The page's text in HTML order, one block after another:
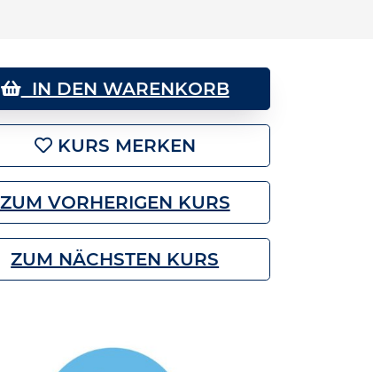
IN DEN WARENKORB
KURS MERKEN
ZUM VORHERIGEN KURS
ZUM NÄCHSTEN KURS